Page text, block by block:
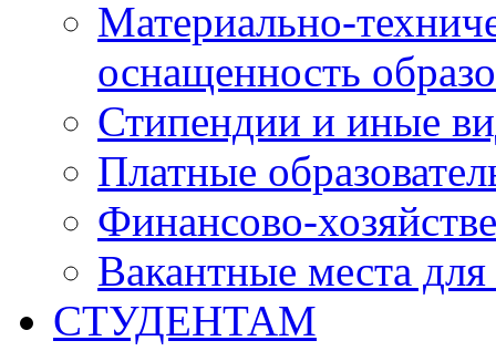
Материально-
оснащенность
Стипендии и иные
Платные
Финансово-
Вакантные места
СТУДЕНТАМ